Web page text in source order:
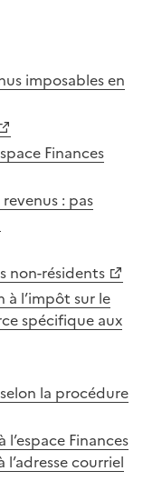
imposables en
Finances
: pas
non-résidents
à l’impôt sur le
spécifique aux
la procédure
Finances
courriel